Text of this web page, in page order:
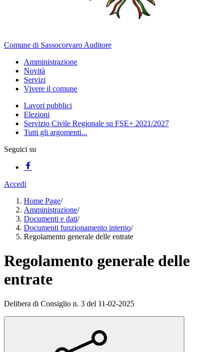
Comune di Sassocorvaro Auditore
Amministrazione
Novità
Servizi
Vivere il comune
Lavori pubblici
Elezioni
Servizio Civile Regionale su FSE+ 2021/2027
Tutti gli argomenti...
Seguici su
Accedi
Home Page/
Amministrazione/
Documenti e dati/
Documenti funzionamento interno/
Regolamento generale delle entrate
Regolamento generale delle
entrate
Delibera di Consiglio n. 3 del 11-02-2025